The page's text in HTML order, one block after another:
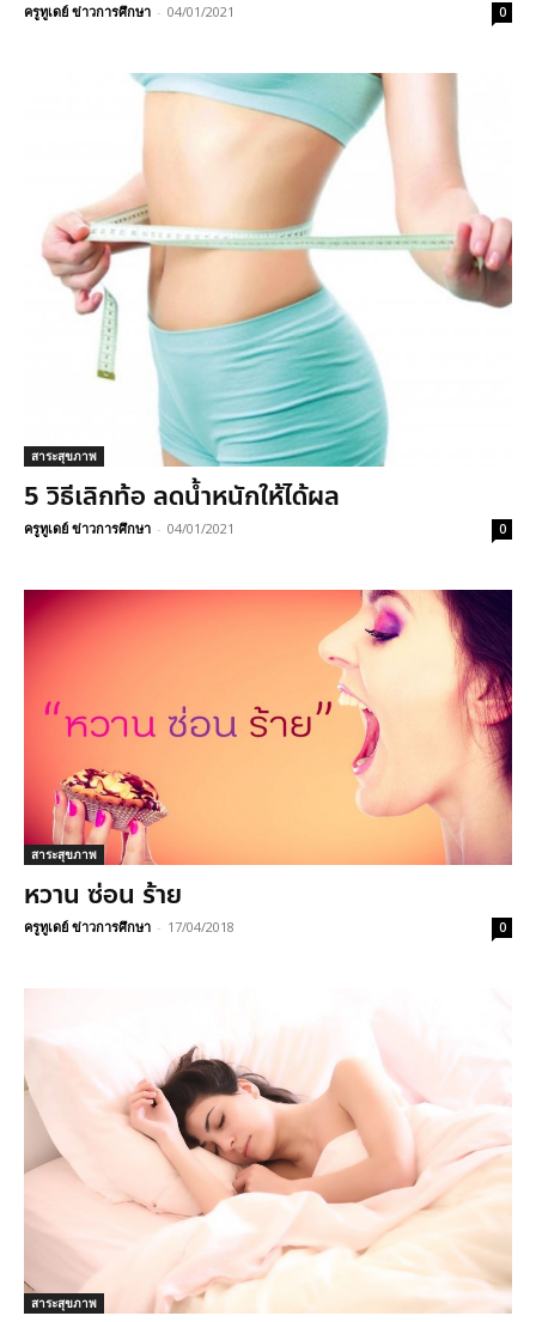
ครูทูเดย์ ข่าวการศึกษา - 04/01/2021 0
สาระสุขภาพ
5 วิธีเลิกท้อ ลดน้ำหนักให้ได้ผล
ครูทูเดย์ ข่าวการศึกษา - 04/01/2021 0
สาระสุขภาพ
หวาน ซ่อน ร้าย
ครูทูเดย์ ข่าวการศึกษา - 17/04/2018 0
สาระสุขภาพ